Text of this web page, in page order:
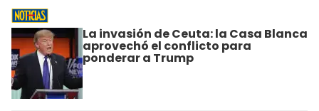
La invasión de Ceuta: la Casa Blanca
aprovechó el conflicto para
ponderar a Trump